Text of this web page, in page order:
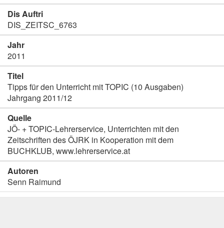
Dis Auftri
DIS_ZEITSC_6763
Jahr
2011
Titel
Tipps für den Unterricht mit TOPIC (10 Ausgaben)
Jahrgang 2011/12
Quelle
JÖ- + TOPIC-Lehrerservice, Unterrichten mit den
Zeitschriften des ÖJRK in Kooperation mit dem
BUCHKLUB, www.lehrerservice.at
Autoren
Senn Raimund